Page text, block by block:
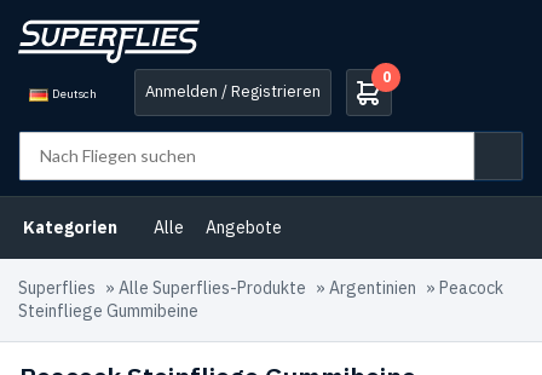
Deutsch Anmelden / Registrieren
0
Kategorien Alle Angebote
Superflies » Alle Superflies-Produkte » Argentinien » Peacock
Steinfliege Gummibeine